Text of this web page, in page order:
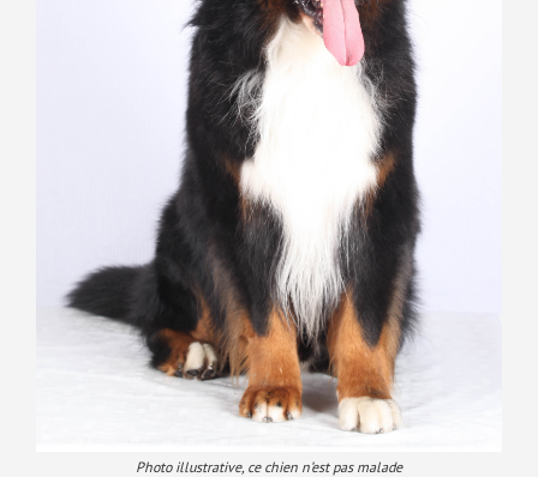
Photo illustrative, ce chien n’est pas malade